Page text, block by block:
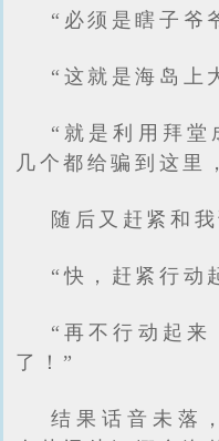
“必须是瞎子爷
“这就是海岛上
“就是利用拜堂
几个都给骗到这里
随后又赶紧和我
“快，赶紧行动
“再不行动起来
了！”
结果话音未落